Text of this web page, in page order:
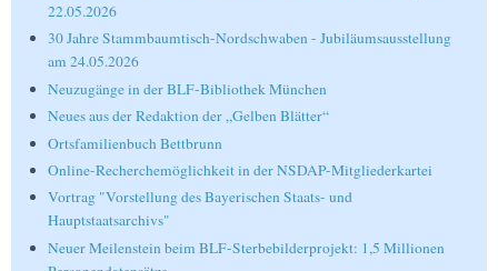
22.05.2026
30 Jahre Stammbaumtisch-Nordschwaben - Jubiläumsausstellung
am 24.05.2026
Neuzugänge in der BLF-Bibliothek München
Neues aus der Redaktion der „Gelben Blätter“
Ortsfamilienbuch Bettbrunn
Online-Recherchemöglichkeit in der NSDAP-Mitgliederkartei
Vortrag "Vorstellung des Bayerischen Staats- und
Hauptstaatsarchivs"
Neuer Meilenstein beim BLF-Sterbebilderprojekt: 1,5 Millionen